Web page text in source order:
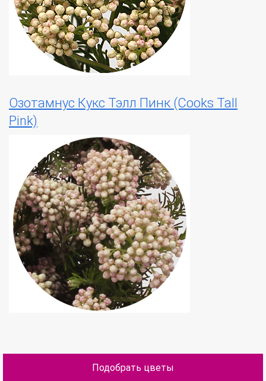
Озотамнус Кукс Тэлл Пинк (Cooks Tall
Pink)
Подобрать цветы